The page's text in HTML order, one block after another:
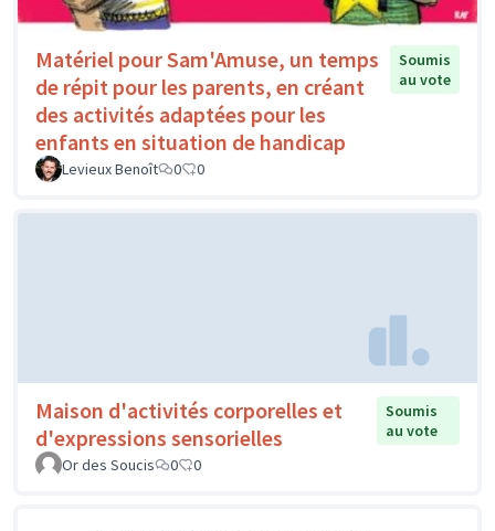
Matériel pour Sam'Amuse, un temps
de répit pour les parents, en créant
des activités adaptées pour les
enfants en situation de handicap
Soumis
au vote
Levieux Benoît 0 0
Maison d'activités corporelles et
d'expressions sensorielles
Soumis
au vote
Or des Soucis
0 0